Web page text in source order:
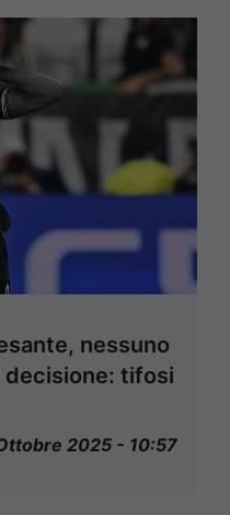
nessuno
tifosi
2025 - 10:57